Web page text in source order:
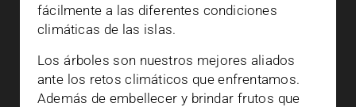
fácilmente a las diferentes condiciones
climáticas de las islas.
Los árboles son nuestros mejores aliados
ante los retos climáticos que enfrentamos.
Además de embellecer y brindar frutos que